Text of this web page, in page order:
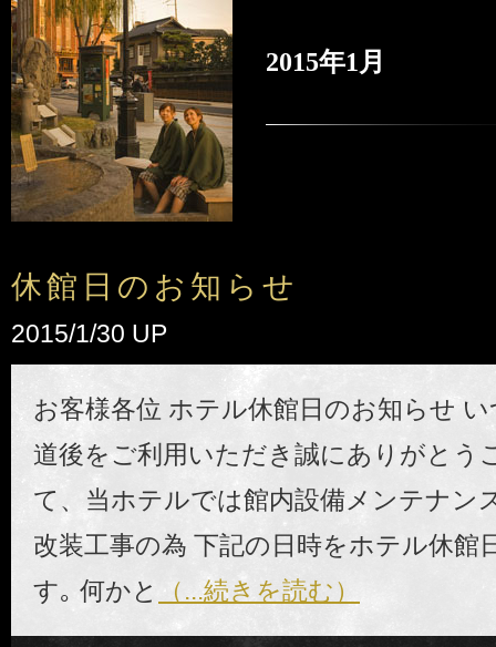
2015年1月
休館日のお知らせ
2015/1/30 UP
お客様各位 ホテル休館日のお知らせ
道後をご利用いただき誠にありがとう
て、当ホテルでは館内設備メンテナン
改装工事の為 下記の日時をホテル休館
す｡ 何かと （...続きを読む）